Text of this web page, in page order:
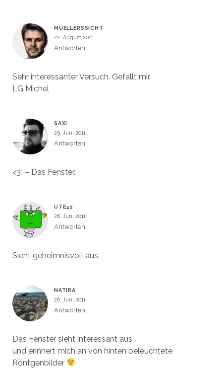
MUELLERSSICHT
22. August 2011
Antworten
Sehr interessanter Versuch. Gefällt mir.
LG Michel
SAXI
29. Juni 2011
Antworten
<3! – Das Fenster.
UTE42
26. Juni 2011
Antworten
Sieht geheimnisvoll aus.
NATIRA
26. Juni 2011
Antworten
Das Fenster sieht interessant aus …
und erinnert mich an von hinten beleuchtete
Röntgenbilder